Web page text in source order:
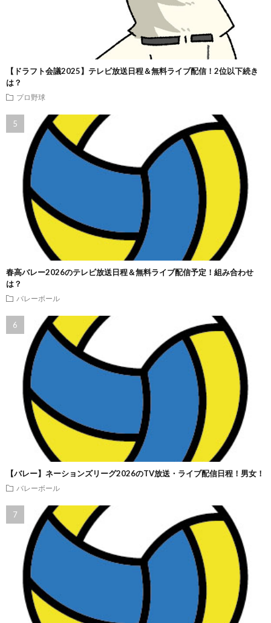
【ドラフト会議2025】テレビ放送日程＆無料ライブ配信！2位以下続き
は？
プロ野球
春高バレー2026のテレビ放送日程＆無料ライブ配信予定！組み合わせ
は？
バレーボール
【バレー】ネーションズリーグ2026のTV放送・ライブ配信日程！男女！
バレーボール